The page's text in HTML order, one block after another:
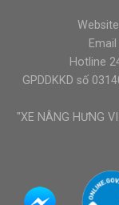
Email
Hotline
GPDDKKD số
"XE NÂNG HƯNG